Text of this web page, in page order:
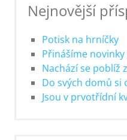
Nejnovější
Potisk na hrníčky
Přinášíme
Nachází se poblíž
Do svých domů
Jsou v prvotřídní